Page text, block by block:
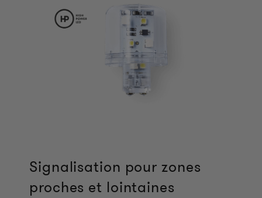
Signalisation pour zones
proches et lointaines